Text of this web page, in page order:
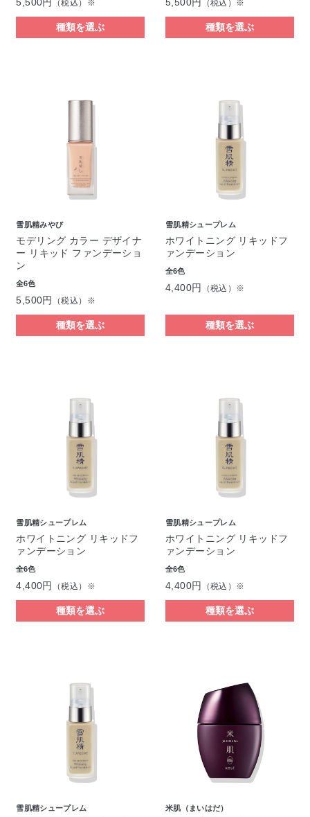
5,500円 （税込）※
種類を選ぶ
5,500円 （税込）※
種類を選ぶ
雪肌精みやび
モデリング カラー デザイナ
ー リキッド ファンデーショ
ン
全6色
5,500円 （税込）※
種類を選ぶ
雪肌精シュープレム
ホワイトニング リキッドフ
ァンデーション
全6色
4,400円 （税込）※
種類を選ぶ
雪肌精シュープレム
ホワイトニング リキッドフ
ァンデーション
全6色
4,400円 （税込）※
種類を選ぶ
雪肌精シュープレム
ホワイトニング リキッドフ
ァンデーション
全6色
4,400円 （税込）※
種類を選ぶ
雪肌精シュープレム 米肌（まいはだ）